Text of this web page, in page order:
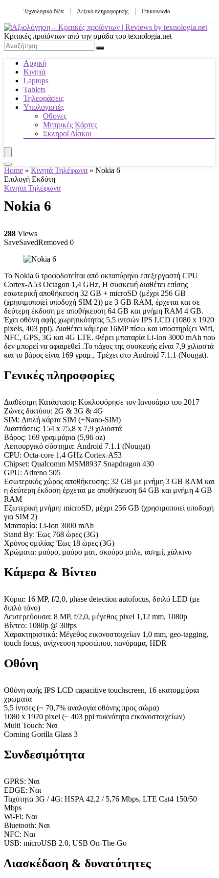
Τεχνολογικά Νέα Λεξικό πληροφορικής Επικοινωνία
Κριτικές προϊόντων από την ομάδα του texnologia.net
Αρχική
Κινητά
Laptops
Tablets
Τηλεοράσεις
Υπολογιστές
Οθόνες
Μητρικές Κάρτες
Σκληροί Δίσκοι
Home » Κινητά Τηλέφωνα » Nokia 6
Επιλογή Εκδότη
Κινητά Τηλέφωνα
Nokia 6
288 Views
SaveSavedRemoved 0
Το Nokia 6 τροφοδοτείται από οκταπύρηνο επεξεργαστή CPU
Cortex-A53 Octagon 1,4 GHz, Η συσκευή διαθέτει επίσης
εσωτερική αποθήκευση 32 GB + microSD (μέχρι 256 GB
(χρησιμοποιεί υποδοχή SIM 2)) με 3 GB RAM, έρχεται και σε
δεύτερη έκδοση με αποθήκευση 64 GB και μνήμη RAM 4 GB.
Έχει οθόνη αφής χωρητικότητας 5,5 ιντσών IPS LCD (1080 x 1920
pixels, 403 ppi). Διαθέτει κάμερα 16MP πίσω και υποστηρίζει Wifi,
NFC, GPS, 3G και 4G LTE. Φέρει μπαταρία Li-Ion 3000 mAh που
δεν μπορεί να αφαιρεθεί .Το πάχος της συσκευής είναι 7,9 χιλιοστά
και το βάρος είναι 169 γραμ., Τρέχει στο Android 7.1.1 (Nougat).
Γενικές πληροφορίες
Διαθέσιμη Κατάσταση: Κυκλοφόρησε τον Ιανουάριο του 2017
Ζώνες δικτύου: 2G & 3G & 4G
SIM: Διπλή κάρτα SIM (+Nano-SIM)
Διαστάσεις: 154 x 75,8 x 7,9 χιλιοστά
Βάρος: 169 γραμμάρια (5,96 oz)
Λειτουργικό σύστημα: Android 7.1.1 (Nougat)
CPU: Octa-core 1,4 GHz Cortex-A53
Chipset: Qualcomm MSM8937 Snapdragon 430
GPU: Adreno 505
Εσωτερικός χώρος αποθήκευσης: 32 GB με μνήμη 3 GB RAM και
η δεύτερη έκδοση έρχεται με αποθήκευση 64 GB και μνήμη 4 GB
RAM
Εξωτερική μνήμη: microSD, μέχρι 256 GB (χρησιμοποιεί υποδοχή
για SIM 2)
Μπαταρία: Li-Ion 3000 mAh
Stand By: Έως 768 ώρες (3G)
Χρόνος ομιλίας: Έως 18 ώρες (3G)
Χρώματα: μαύρο, μαύρο ματ, σκούρο μπλε, ασημί, χάλκινο
Κάμερα & Βίντεο
Κύρια: 16 MP, f/2,0, phase detection autofocus, διπλό LED (με
διπλό τόνο)
Δευτερεύουσα: 8 MP, f/2,0, μέγεθος pixel 1,12 mm, 1080p
Βίντεο: 1080p @ 30fps
Χαρακτηριστικά: Μέγεθος εικονοστοιχείων 1,0 mm, geo-tagging,
touch focus, ανίχνευση προσώπου, πανόραμα, HDR
Οθόνη
Οθόνη αφής IPS LCD capacitive touchscreen, 16 εκατομμύρια
χρώματα
5,5 ίντσες (~ 70,7% αναλογία οθόνης προς σώμα)
1080 x 1920 pixel (~ 403 ppi πυκνότητα εικονοστοιχείων)
Multi Touch: Ναι
Corning Gorilla Glass 3
Συνδεσιμότητα
GPRS: Ναι
EDGE: Ναι
Ταχύτητα 3G / 4G: HSPA 42,2 / 5,76 Mbps, LTE Cat4 150/50
Mbps
Wi-Fi: Ναι
Bluetooth: Ναι
NFC: Ναι
USB: microUSB 2.0, USB On-The-Go
Διασκέδαση & δυνατότητες